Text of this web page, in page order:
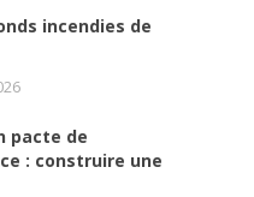
incendies de
pacte de
: construire une